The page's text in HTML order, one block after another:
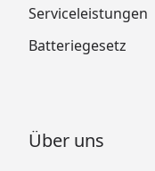
Serviceleistungen
Batteriegesetz
Über uns